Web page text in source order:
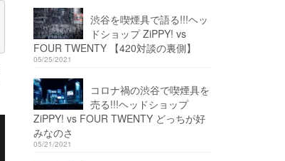
渋谷を喫煙具で語る!!!ヘッ
ドショップ ZiPPY! vs
FOUR TWENTY 【420対談の裏側】
05/25/2021
コロナ禍の渋谷で喫煙具を
売る!!!ヘッドショップ
ZiPPY! vs FOUR TWENTY どっちが好
みなのさ
05/21/2021